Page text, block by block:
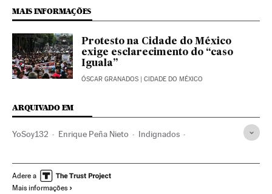
MAIS INFORMAÇÕES
Protesto na Cidade do México
exige esclarecimento do “caso
Iguala”
ÓSCAR GRANADOS | CIDADE DO MÉXICO
ARQUIVADO EM
YoSoy132 Enrique Peña Nieto Indignados
América Latina América
Adere a
Mais informações